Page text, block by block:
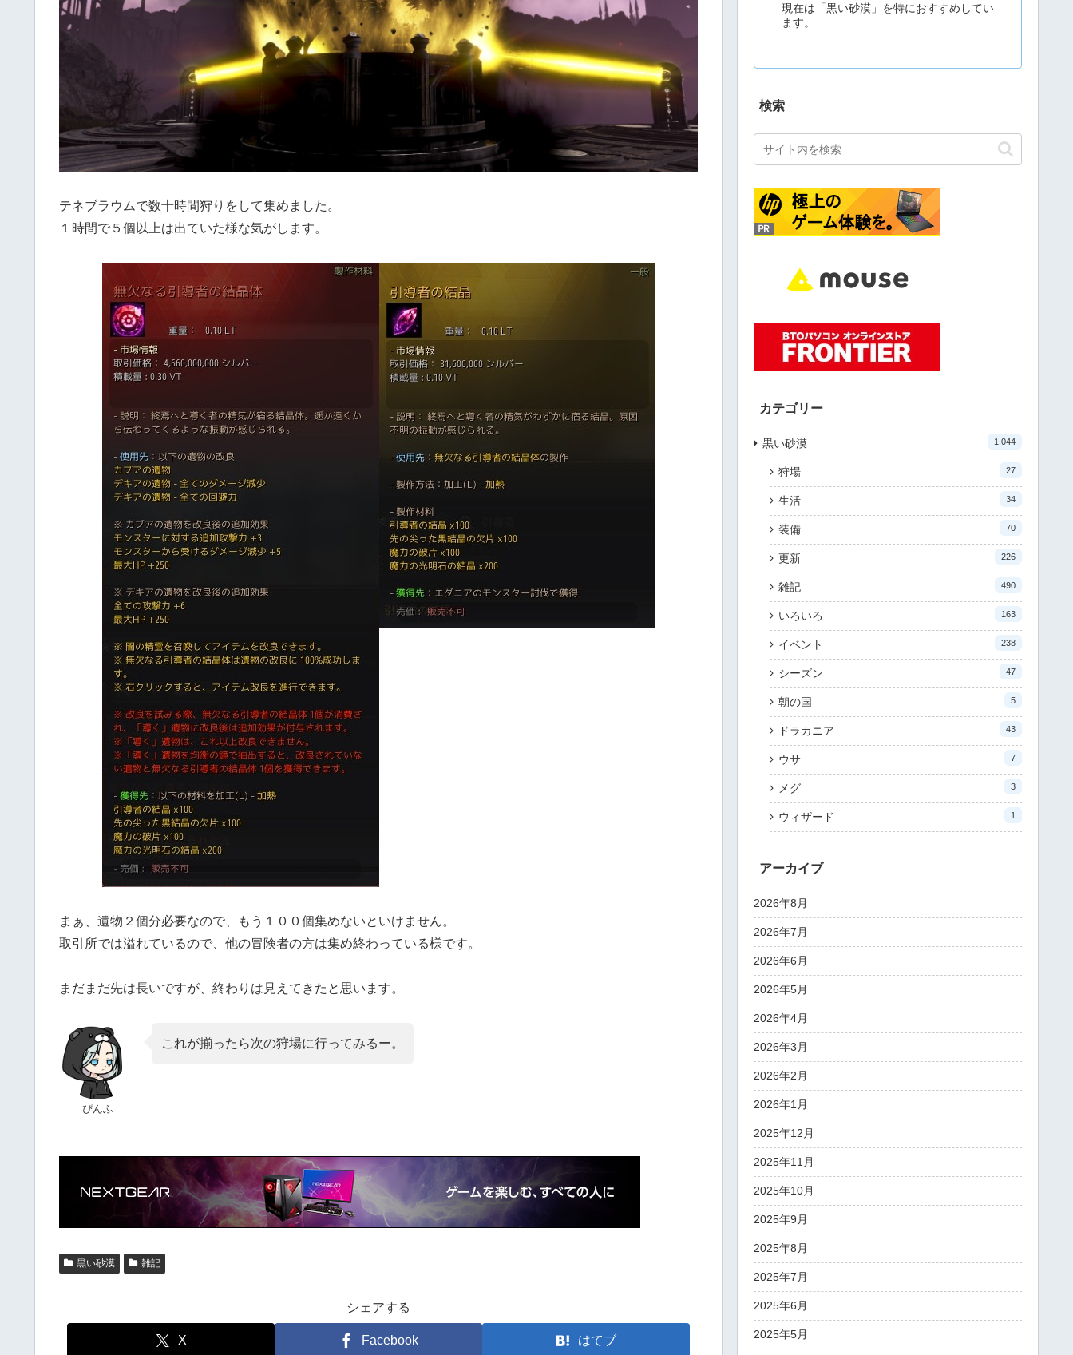
テネブラウムで数十時間狩りをして集めました。
１時間で５個以上は出ていた様な気がします。
まぁ、遺物２個分必要なので、もう１００個集めないといけません。
取引所では溢れているので、他の冒険者の方は集め終わっている様です。
まだまだ先は長いですが、終わりは見えてきたと思います。
ぴんふ
これが揃ったら次の狩場に行ってみるー。
黒い砂漠 雑記
シェアする
X Facebook はてブ
現在は「黒い砂漠」を特におすすめしてい
ます。
検索
カテゴリー
黒い砂漠 1,044
狩場 27
生活 34
装備 70
更新 226
雑記 490
いろいろ 163
イベント 238
シーズン 47
朝の国 5
ドラカニア 43
ウサ 7
メグ 3
ウィザード 1
アーカイブ
2026年8月
2026年7月
2026年6月
2026年5月
2026年4月
2026年3月
2026年2月
2026年1月
2025年12月
2025年11月
2025年10月
2025年9月
2025年8月
2025年7月
2025年6月
2025年5月